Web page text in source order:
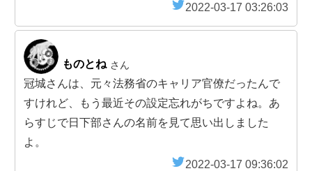
2022-03-17 03:26:03
ものとね さん
冠城さんは、元々法務省のキャリア官僚だったんで
すけれど、もう最近その設定忘れがちですよね。あ
らすじで日下部さんの名前を見て思い出しました
よ。
2022-03-17 09:36:02